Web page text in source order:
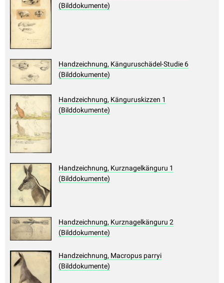
(Bilddokumente)
Handzeichnung, Känguruschädel-Studie 6
(Bilddokumente)
Handzeichnung, Känguruskizzen 1
(Bilddokumente)
Handzeichnung, Kurznagelkänguru 1
(Bilddokumente)
Handzeichnung, Kurznagelkänguru 2
(Bilddokumente)
Handzeichnung, Macropus parryi
(Bilddokumente)